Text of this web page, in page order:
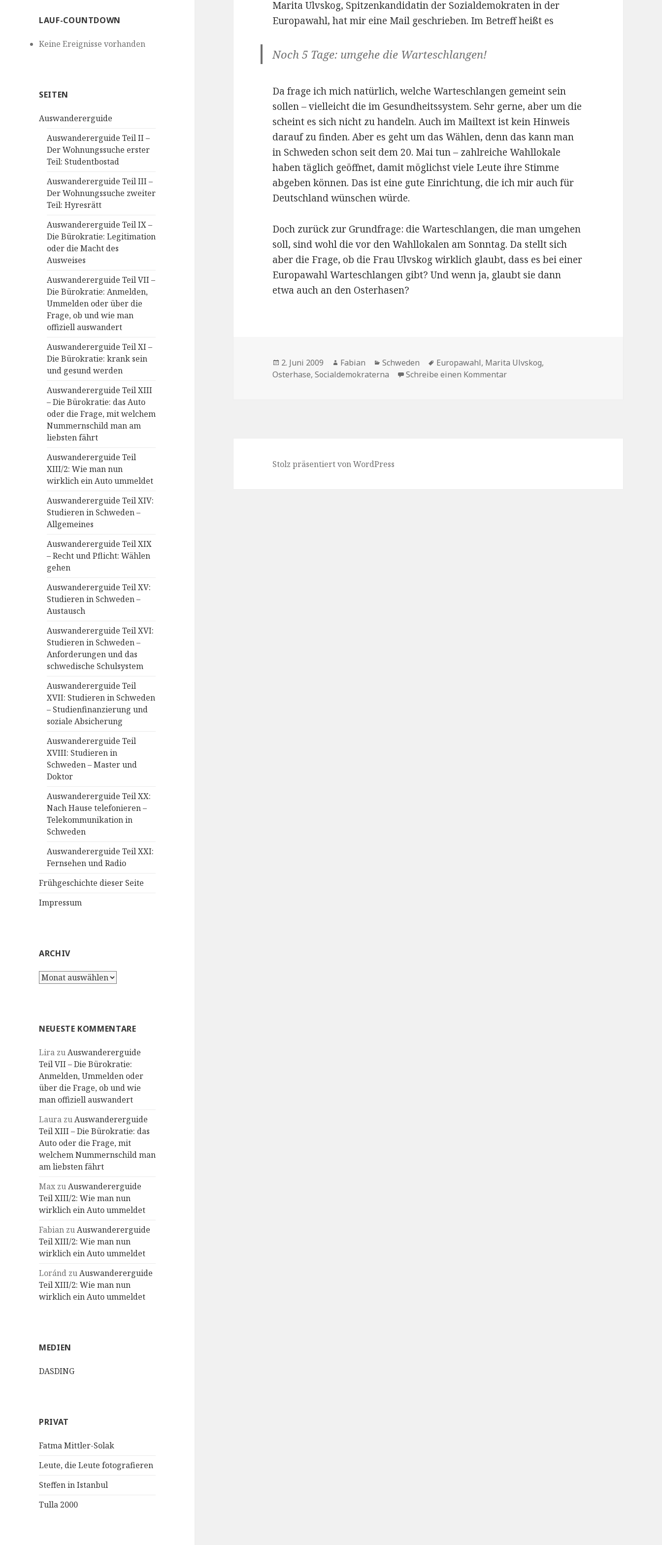
LAUF-COUNTDOWN
Keine Ereignisse vorhanden
SEITEN
Auswandererguide
Auswandererguide Teil II –
Der Wohnungssuche erster
Teil: Studentbostad
Auswandererguide Teil III –
Der Wohnungssuche zweiter
Teil: Hyresrätt
Auswandererguide Teil IX –
Die Bürokratie: Legitimation
oder die Macht des
Ausweises
Auswandererguide Teil VII –
Die Bürokratie: Anmelden,
Ummelden oder über die
Frage, ob und wie man
offiziell auswandert
Auswandererguide Teil XI –
Die Bürokratie: krank sein
und gesund werden
Auswandererguide Teil XIII
– Die Bürokratie: das Auto
oder die Frage, mit welchem
Nummernschild man am
liebsten fährt
Auswandererguide Teil
XIII/2: Wie man nun
wirklich ein Auto ummeldet
Auswandererguide Teil XIV:
Studieren in Schweden –
Allgemeines
Auswandererguide Teil XIX
– Recht und Pflicht: Wählen
gehen
Auswandererguide Teil XV:
Studieren in Schweden –
Austausch
Auswandererguide Teil XVI:
Studieren in Schweden –
Anforderungen und das
schwedische Schulsystem
Auswandererguide Teil
XVII: Studieren in Schweden
– Studienfinanzierung und
soziale Absicherung
Auswandererguide Teil
XVIII: Studieren in
Schweden – Master und
Doktor
Auswandererguide Teil XX:
Nach Hause telefonieren –
Telekommunikation in
Schweden
Auswandererguide Teil XXI:
Fernsehen und Radio
Frühgeschichte dieser Seite
Impressum
ARCHIV
Archiv
NEUESTE KOMMENTARE
Lira zuAuswandererguide
Teil VII – Die Bürokratie:
Anmelden, Ummelden oder
über die Frage, ob und wie
man offiziell auswandert
Laura zuAuswandererguide
Teil XIII – Die Bürokratie: das
Auto oder die Frage, mit
welchem Nummernschild man
am liebsten fährt
Max zuAuswandererguide
Teil XIII/2: Wie man nun
wirklich ein Auto ummeldet
Fabian zuAuswandererguide
Teil XIII/2: Wie man nun
wirklich ein Auto ummeldet
Loránd zuAuswandererguide
Teil XIII/2: Wie man nun
wirklich ein Auto ummeldet
MEDIEN
DASDING
PRIVAT
Fatma Mittler-Solak
Leute, die Leute fotografieren
Steffen in Istanbul
Tulla 2000
Marita Ulvskog, Spitzenkandidatin der Sozialdemokraten in der
Europawahl, hat mir eine Mail geschrieben. Im Betreff heißt es
Noch 5 Tage: umgehe die Warteschlangen!
Da frage ich mich natürlich, welche Warteschlangen gemeint sein
sollen – vielleicht die im Gesundheitssystem. Sehr gerne, aber um die
scheint es sich nicht zu handeln. Auch im Mailtext ist kein Hinweis
darauf zu finden. Aber es geht um das Wählen, denn das kann man
in Schweden schon seit dem 20. Mai tun – zahlreiche Wahllokale
haben täglich geöffnet, damit möglichst viele Leute ihre Stimme
abgeben können. Das ist eine gute Einrichtung, die ich mir auch für
Deutschland wünschen würde.
Doch zurück zur Grundfrage: die Warteschlangen, die man umgehen
soll, sind wohl die vor den Wahllokalen am Sonntag. Da stellt sich
aber die Frage, ob die Frau Ulvskog wirklich glaubt, dass es bei einer
Europawahl Warteschlangen gibt? Und wenn ja, glaubt sie dann
etwa auch an den Osterhasen?
Veröffentlicht
am
2. Juni 2009 Autor
Fabian Kategorien
Schweden Schlagwörter
Europawahl, Marita Ulvskog,
Osterhase,Socialdemokraterna Schreibe einen Kommentarzu Brief von der Kandidatin
Stolz präsentiert von WordPress